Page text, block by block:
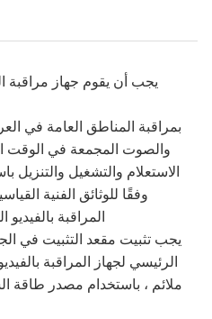
يجب أن يقوم جهاز مراقبة
بمراقبة المناطق العامة في
والصوت المجمعة في الوقت
الاستعلام والتشغيل
وفقًا للوثائق الفنية
المراقبة
الرئيسي لجهاز المراقبة
ملائم ، باستخدام مصدر طاقة